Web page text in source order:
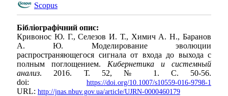
Scopus
Бібліографічний опис:
Кривонос Ю. Г., Селезов И. Т., Химич А. Н., Баранов
А. Ю. Моделирование эволюции
распространяющегося сигнала от входа до выхода с
полным поглощением. Кибернетика и системный
анализ. 2016. Т. 52, № 1. С. 50-56.
doi: https://doi.org/10.1007/s10559-016-9798-1
URL: http://jnas.nbuv.gov.ua/article/UJRN-0000460179